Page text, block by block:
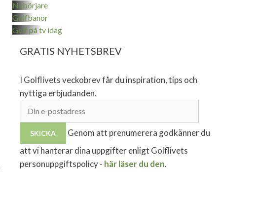
Nybörjare
Golfbanor
Golf på tv idag
GRATIS NYHETSBREV
I Golflivets veckobrev får du inspiration, tips och
nyttiga erbjudanden.
Genom att prenumerera godkänner du
att vi hanterar dina uppgifter enligt Golflivets
personuppgiftspolicy - här läser du den.